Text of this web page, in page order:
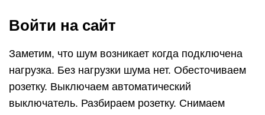
Войти на сайт
Заметим, что шум возникает когда подключена
нагрузка. Без нагрузки шума нет. Обесточиваем
розетку. Выключаем автоматический
выключатель. Разбираем розетку. Снимаем